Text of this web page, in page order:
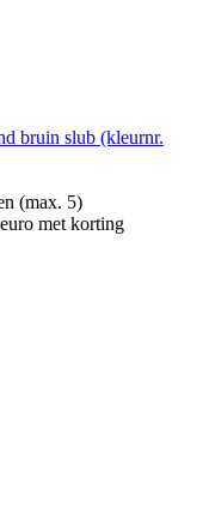
bruin slub (kleurnr.
(max. 5)
met korting